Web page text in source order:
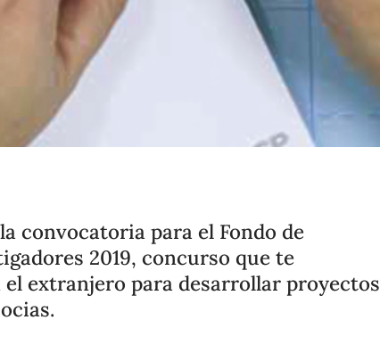
convocatoria para el Fondo de
2019, concurso que te
extranjero para desarrollar proyectos